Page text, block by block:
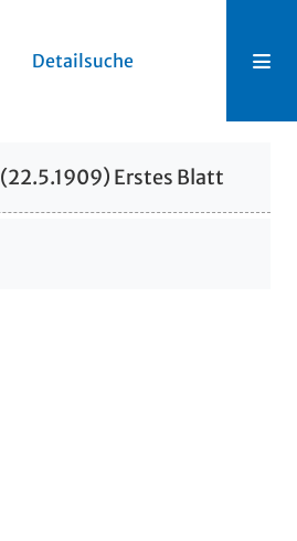
Detailsuche
(22.5.1909) Erstes Blatt